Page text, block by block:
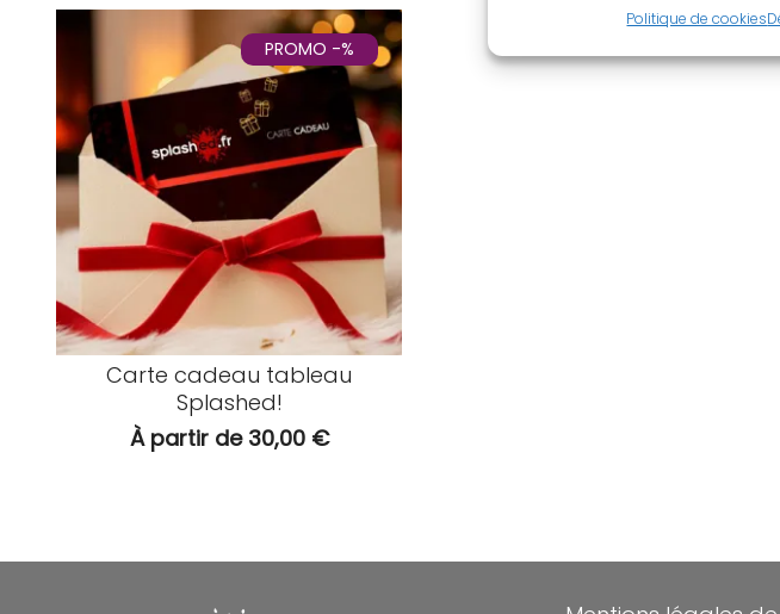
Politique de cookies
PROMO -%
Carte cadeau tableau
Splashed!
À partir de 30,00 €